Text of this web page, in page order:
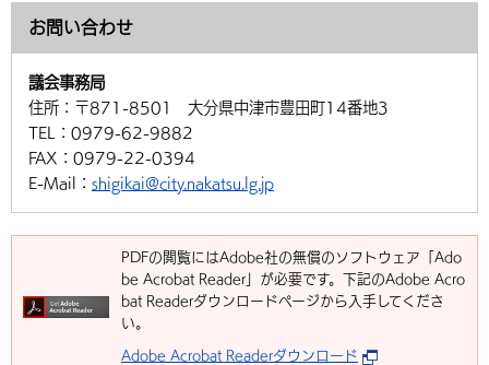
お問い合わせ
議会事務局
住所： 〒871-8501 大分県中津市豊田町14番地3
TEL： 0979-62-9882
FAX： 0979-22-0394
E-Mail： shigikai@city.nakatsu.lg.jp
PDFの閲覧にはAdobe社の無償のソフトウェア「Ado
be Acrobat Reader」が必要です。下記のAdobe Acro
bat Readerダウンロードページから入手してくださ
い。
Adobe Acrobat Readerダウンロード